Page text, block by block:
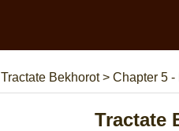
Tractate Bekhorot> Chapter 5 -
Tractate